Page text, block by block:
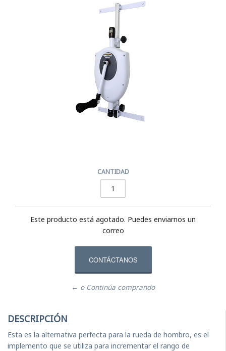
CANTIDAD
Este producto está agotado. Puedes enviarnos un
correo
CONTÁCTANOS
← o Continúa comprando
DESCRIPCIÓN
Esta es la alternativa perfecta para la rueda de hombro, es el
implemento que se utiliza para incrementar el rango de